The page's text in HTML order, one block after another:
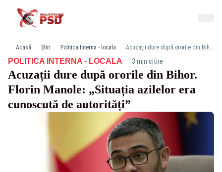
Acasă Știri Politica Interna - locala Acuzații dure după ororile din Bihor. Florin Manole: „Situația azilelor era cunoscută de autorități”
POLITICA INTERNA - LOCALA· 3 min citire
Acuzații dure după ororile din Bihor.
Florin Manole: „Situația azilelor era
cunoscută de autorități”